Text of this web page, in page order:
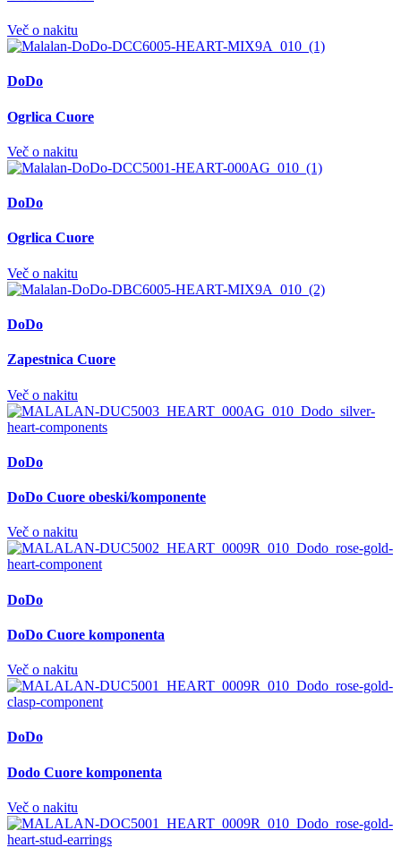
Več o nakitu
DoDo
Ogrlica Cuore
Več o nakitu
DoDo
Ogrlica Cuore
Več o nakitu
DoDo
Zapestnica Cuore
Več o nakitu
DoDo
DoDo Cuore obeski/komponente
Več o nakitu
DoDo
DoDo Cuore komponenta
Več o nakitu
DoDo
Dodo Cuore komponenta
Več o nakitu